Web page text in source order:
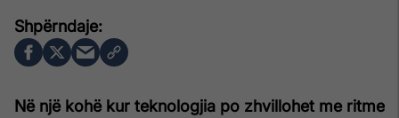
Në një kohë kur teknologjia po zhvillohet me ritme